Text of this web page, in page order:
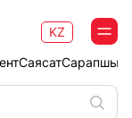
Саясат
KZ